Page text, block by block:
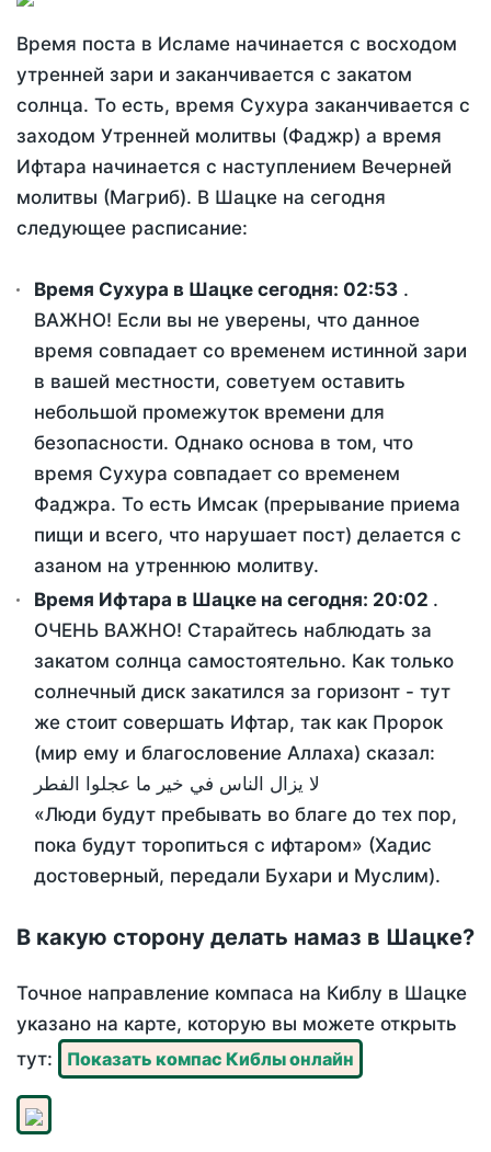
Время поста в Исламе начинается с восходом
утренней зари и заканчивается с закатом
солнца. То есть, время Сухура заканчивается с
заходом Утренней молитвы (Фаджр) а время
Ифтара начинается с наступлением Вечерней
молитвы (Магриб). В Шацке на сегодня
следующее расписание:
Время Сухура в Шацке сегодня: 02:53 .
ВАЖНО! Если вы не уверены, что данное
время совпадает со временем истинной зари
в вашей местности, советуем оставить
небольшой промежуток времени для
безопасности. Однако основа в том, что
время Сухура совпадает со временем
Фаджра. То есть Имсак (прерывание приема
пищи и всего, что нарушает пост) делается с
азаном на утреннюю молитву.
Время Ифтара в Шацке на сегодня: 20:02 .
ОЧЕНЬ ВАЖНО! Старайтесь наблюдать за
закатом солнца самостоятельно. Как только
солнечный диск закатился за горизонт - тут
же стоит совершать Ифтар, так как Пророк
(мир ему и благословение Аллаха) сказал:
لا يزال الناس في خير ما عجلوا الفطر
«Люди будут пребывать во благе до тех пор,
пока будут торопиться с ифтаром» (Хадис
достоверный, передали Бухари и Муслим).
В какую сторону делать намаз в Шацке?
Точное направление компаса на Киблу в Шацке
указано на карте, которую вы можете открыть
тут:
Показать компас Киблы онлайн